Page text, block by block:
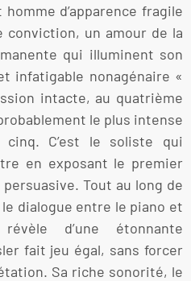
d’apparence fragile
un amour de la
qui illuminent son
infatigable nonagénaire «
intacte, au quatrième
le plus intense
C’est le soliste qui
en exposant le premier
Tout au long de
dialogue entre le piano et
révèle d’une étonnante
fait jeu égal, sans forcer
Sa riche sonorité, le